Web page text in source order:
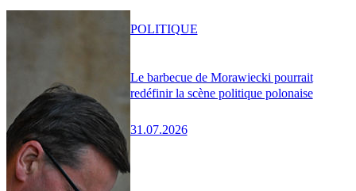
Le barbecue de Morawiecki pourrait
redéfinir la scène politique polonaise
31.07.2026
POLITIQUE